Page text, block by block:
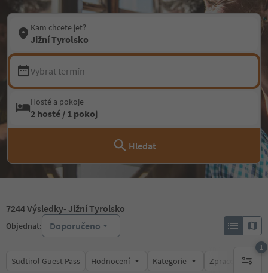
Kam chcete jet?
Jižní Tyrolsko
Vybrat termín
Hosté a pokoje
2 hosté / 1 pokoj
Hledat
7244Výsledky- Jižní Tyrolsko
Objednat: Doporučeno
Südtirol Guest Pass Hodnocení Kategorie Zpracovává
1
1